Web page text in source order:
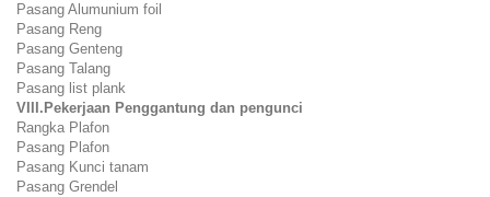
Pasang Alumunium foil
Pasang Reng
Pasang Genteng
Pasang Talang
Pasang list plank
VIII.Pekerjaan Penggantung dan pengunci
Rangka Plafon
Pasang Plafon
Pasang Kunci tanam
Pasang Grendel